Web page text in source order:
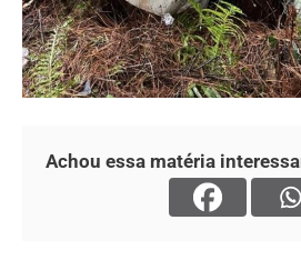
Achou essa matéria